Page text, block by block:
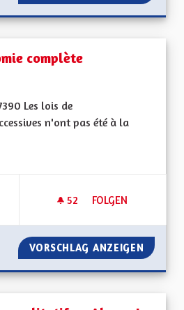
complète
Les lois de
n'ont pas été à la
52 52 FOLLOWER
FOLGEN
VERS UNE
VORSCHLAG ANZEIGEN VERS